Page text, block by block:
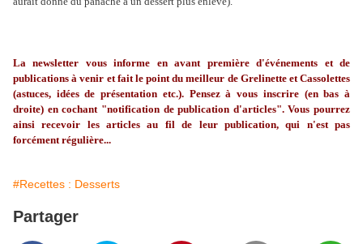
Lanewsletter vous informe en avant première d'événements et de
publications à venir et fait le point du meilleur de Grelinetteet Cassolettes
(astuces, idées de présentation etc.). Pensez à vous inscrire (en bas à
droite) en cochant "notification de publication d'articles". Vous pourrez
ainsi recevoir les articles au fil de leur publication, qui n'est pas
forcément régulière...
#Recettes : Desserts
Partager